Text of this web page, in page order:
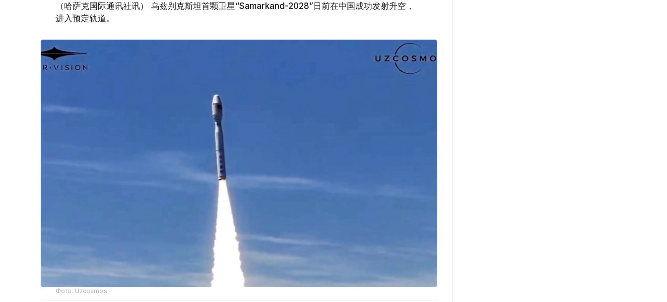
（哈萨克国际通讯社讯） 乌兹别克斯坦首颗卫星“Samarkand-2028”日前在中国成功发射升空，
进入预定轨道。
Фото: Uzcosmos